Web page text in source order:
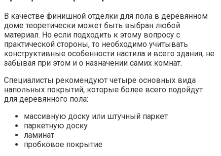
В качестве финишной отделки для пола в деревянном
доме теоретически может быть выбран любой
материал. Но если подходить к этому вопросу с
практической стороны, то необходимо учитывать
конструктивные особенности настила и всего здания, не
забывая при этом и о назначении самих комнат.
Специалисты рекомендуют четыре основных вида
напольных покрытий, которые более всего подойдут
для деревянного пола:
массивную доску или штучный паркет
паркетную доску
ламинат
пробковое покрытие